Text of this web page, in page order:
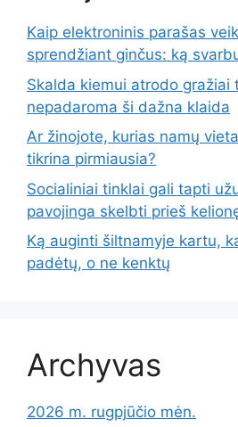
Kaip elektroninis parašas
sprendžiant ginčus: ką
Skalda kiemui atrodo gražiai
nepadaroma ši dažna klaida
Ar žinojote, kurias namų
tikrina pirmiausia?
Socialiniai tinklai gali tapti
pavojinga skelbti prieš
Ką auginti šiltnamyje kartu,
padėtų, o ne kenktų
Archyvas
2026 m. rugpjūčio mėn.